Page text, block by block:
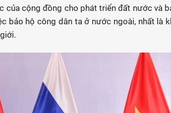
của cộng đồng cho phát triển đất nước và
bảo hộ công dân ta ở nước ngoài, nhất là